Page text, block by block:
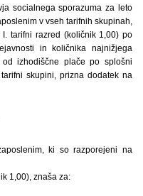
socialnega sporazuma za leto
v vseh tarifnih skupinah,
tarifni razred (količnik 1,00) po
in količnika najnižjega
izhodiščne plače po splošni
skupini, prizna dodatek na
ki so razporejeni na
1,00), znaša za: